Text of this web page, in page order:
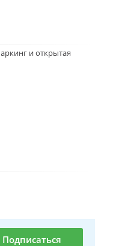
и открытая
Подписаться